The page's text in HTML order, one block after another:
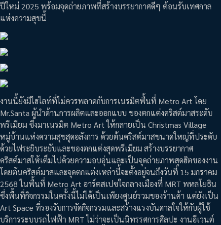
ปีใหม่ 2025 พร้อมจุดถ่ายภาพที่สร้างบรรยากาศดีๆ ต้อนรับเทศกาล
แห่งความสุขนี้
งานนี้ยังมีไฮไลท์ที่ไม่ควรพลาดกับการเนรมิตพื้นที่ Metro Art โดย
Mr.Santa ผู้นำด้านการผลิตและออกแบบ ของตกแต่งคริสต์มาสระดับ
พรีเมียม ซึ่งมาเนรมิต Metro Art ให้กลายเป็น Christmas Village
หมู่บ้านแห่งความสุขสุดอลังการ ด้วยต้นคริสต์มาสขนาดใหญ่ที่ประดับ
ด้วยไฟระยิบระยับและของตกแต่งสุดพรีเมียม สร้างบรรยากาศ
คริสต์มาสให้เต็มไปด้วยความอบอุ่นและเป็นจุดถ่ายภาพสุดฮิตของงาน
โดยต้นคริสต์มาสและจุดตกแต่งเหล่านี้จะตั้งอยู่จนถึงวันที่ 15 มกราคม
2568 ในพื้นที่ Metro Art อาร์ตสเปซใจกลางเมืองที่ MRT พหลโยธิน
ซึ่งพื้นที่กิจกรรมในครั้งนี้ไม่ได้เป็นเพียงศูนย์รวมของร้านค้า แต่ยังเป็น
Art Space ที่รองรับการจัดกิจกรรมและสร้างแรงบันดาลใจให้กับผู้ใช้
บริการระบบรถไฟฟ้า MRT ไม่ว่าจะเป็นนิทรรศการศิลปะ งานอีเวนต์